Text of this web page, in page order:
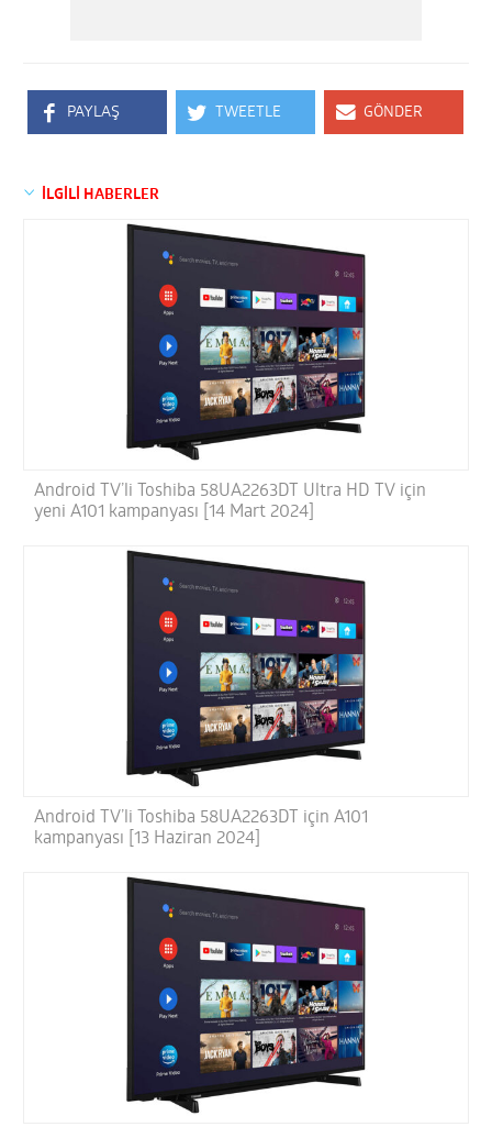
PAYLAŞ TWEETLE GÖNDER
İLGİLİ HABERLER
Android TV’li Toshiba 58UA2263DT Ultra HD TV için
yeni A101 kampanyası [14 Mart 2024]
Android TV’li Toshiba 58UA2263DT için A101
kampanyası [13 Haziran 2024]